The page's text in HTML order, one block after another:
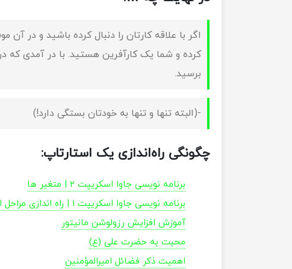
اگر با علاقه کارتان را دنبال کرده باشید و در
کرده و شما یک کارآفرین هستید. با در آمدی که
برسید.
-(البته تنها و تنها به خودتان بستگی دارد!)
چگونگی راه‌اندازی یک استارتاپ:
برنامه نویسی جاوا اسکریپت ۲ | متغیر ها
برنامه نویسی جاوا اسکریپت 1 | راه اندازی مراحل اولیه VS Code
آموزش افزایش رزولوشن مانیتور
محبت به حضرت علی (ع)
اهمیت ذکر فضائل امیرالمؤمنین